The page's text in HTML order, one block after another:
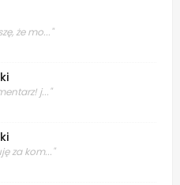
że mo..."
j..."
za kom..."